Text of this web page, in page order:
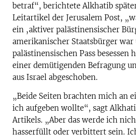
betraf“, berichtete Alkhatib
Leitartikel der Jerusalem Post,
ein ‚aktiver palästinensischer
amerikanischer Staatsbürger war
palästinensischen Pass besessen
einer demütigenden Befragung
aus Israel abgeschoben.
„Beide Seiten brachten mich an
ich aufgeben wollte“, sagt
Artikels. „Aber das werde ich
hasserfüllt oder verbittert sein.